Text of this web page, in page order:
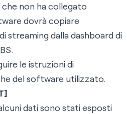
che non ha collegato
dovrà copiare
streaming dalla dashboard di
le istruzioni di
del software utilizzato.
dati sono stati esposti